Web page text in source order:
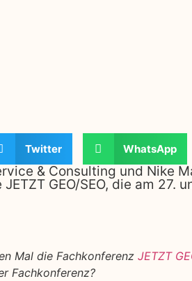
Twitter WhatsApp
& Consulting und Nike
GEO/SEO, die am
Mal die Fachkonferenz JETZT
Fachkonferenz?